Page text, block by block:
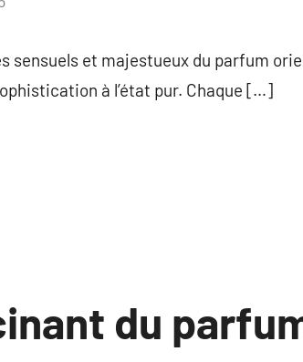
sensuels et majestueux du parfum
à l’état pur. Chaque […]
du